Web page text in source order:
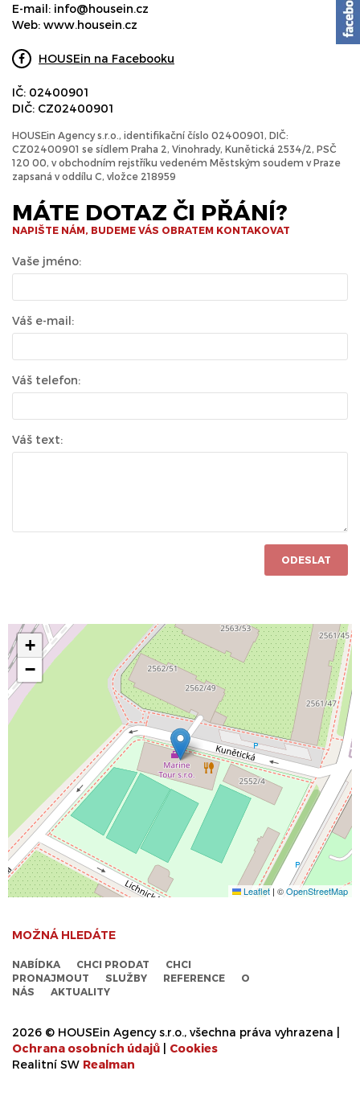
E-mail: info@housein.cz
Web: www.housein.cz
HOUSEin na Facebooku
IČ: 02400901
DIČ: CZ02400901
HOUSEin Agency s.r.o., identifikační číslo 02400901, DIČ:
CZ02400901 se sídlem Praha 2, Vinohrady, Kunětická 2534/2, PSČ
120 00, v obchodním rejstříku vedeném Městským soudem v Praze
zapsaná v oddílu C, vložce 218959
MÁTE DOTAZ ČI PŘÁNÍ?
NAPIŠTE NÁM, BUDEME VÁS OBRATEM KONTAKOVAT
Vaše jméno:
Váš e-mail:
Váš telefon:
Váš text:
ODESLAT
+
−
Leaflet | ©OpenStreetMap
MOŽNÁ HLEDÁTE
NABÍDKA CHCI PRODAT
CHCI
PRONAJMOUT
SLUŽBY REFERENCE
O
NÁS
AKTUALITY
2026 © HOUSEin Agency s.r.o., všechna práva vyhrazena |
Ochrana osobních údajů
Cookies
Realitní SW Realman